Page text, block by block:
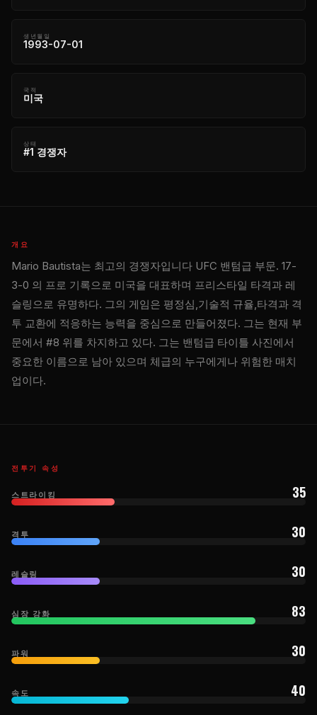
생년월일
1993-07-01
국적
미국
상태
#1 경쟁자
개요
Mario Bautista는 최고의 경쟁자입니다 UFC 밴텀급 부문. 17-
3-0 의 프로 기록으로 미국을 대표하며 프리스타일 타격과 레
슬링으로 유명하다. 그의 게임은 평정심,기술적 규율,타격과 격
투 교환에 적응하는 능력을 중심으로 만들어졌다. 그는 현재 부
문에서 #8 위를 차지하고 있다. 그는 밴텀급 타이틀 사진에서
중요한 이름으로 남아 있으며 체급의 누구에게나 위험한 매치
업이다.
전투기 속성
스트라이킹 35
격투 30
레슬링 30
심장 강화 83
파워 30
속도 40